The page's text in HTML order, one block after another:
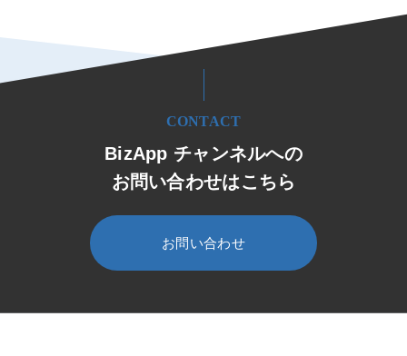
CONTACT
BizApp チャンネルへの
お問い合わせはこちら
お問い合わせ